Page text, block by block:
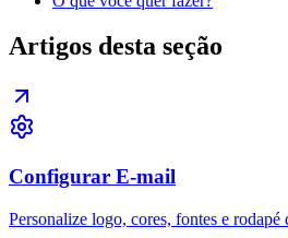
Artigos desta seção
Configurar E-mail
Personalize logo, cores, fontes e rodapé